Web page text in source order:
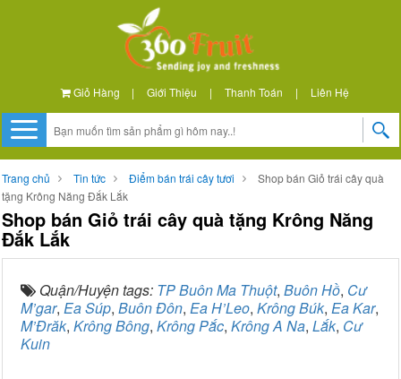
Giỏ Hàng | Giới Thiệu | Thanh Toán | Liên Hệ
Trang chủ Tin tức Điểm bán trái cây tươi
Shop bán Giỏ trái cây quà
tặng Krông Năng Đắk Lắk
Shop bán Giỏ trái cây quà tặng Krông Năng
Đắk Lắk
Quận/Huyện tags: TP Buôn Ma Thuột, Buôn Hồ, Cư
M’gar, Ea Súp, Buôn Đôn, Ea H’Leo, Krông Búk, Ea Kar,
M’Đrăk, Krông Bông, Krông Pắc, Krông A Na, Lắk, Cư
Kuin